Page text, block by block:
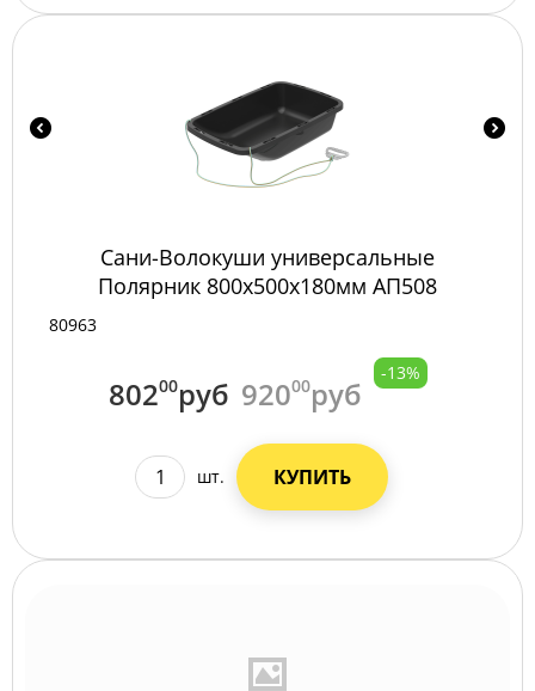
Сани-Волокуши универсальные
Полярник 800х500х180мм АП508
80963
80200руб 92000руб
-13%
шт. КУПИТЬ